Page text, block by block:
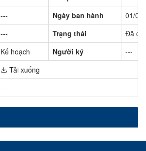
--- Ngày ban hành
01/
--- Trạng thái
Đã có
Kế hoạch Người ký
---
Tải xuống
---